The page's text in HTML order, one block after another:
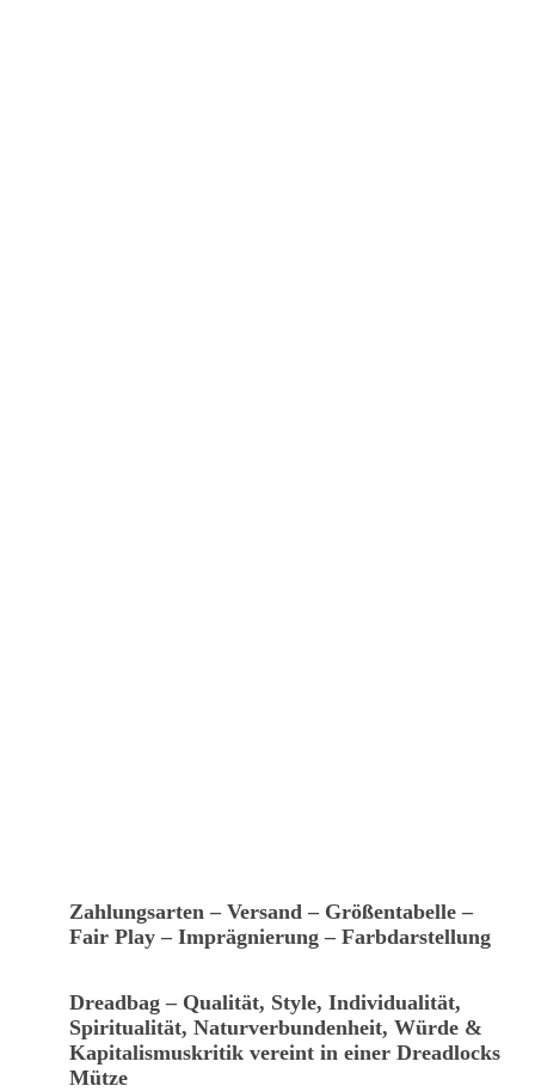
Zahlungsarten – Versand – Größentabelle –
Fair Play – Imprägnierung – Farbdarstellung
Dreadbag – Qualität, Style, Individualität,
Spiritualität, Naturverbundenheit, Würde &
Kapitalismuskritik vereint in einer Dreadlocks
Mütze